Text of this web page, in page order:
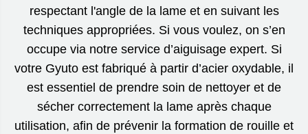
respectant l'angle de la lame et en suivant les
techniques appropriées. Si vous voulez, on s’en
occupe via notre service d’aiguisage expert. Si
votre Gyuto est fabriqué à partir d’acier oxydable, il
est essentiel de prendre soin de nettoyer et de
sécher correctement la lame après chaque
utilisation, afin de prévenir la formation de rouille et